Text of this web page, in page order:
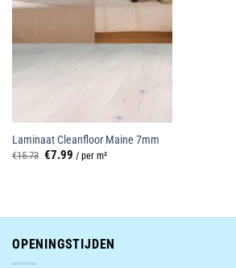
Laminaat Cleanfloor Maine 7mm
€15.73 Oorspronkelijke
€7.99Huidige
prijs
/ per m²
OPENINGSTIJDEN